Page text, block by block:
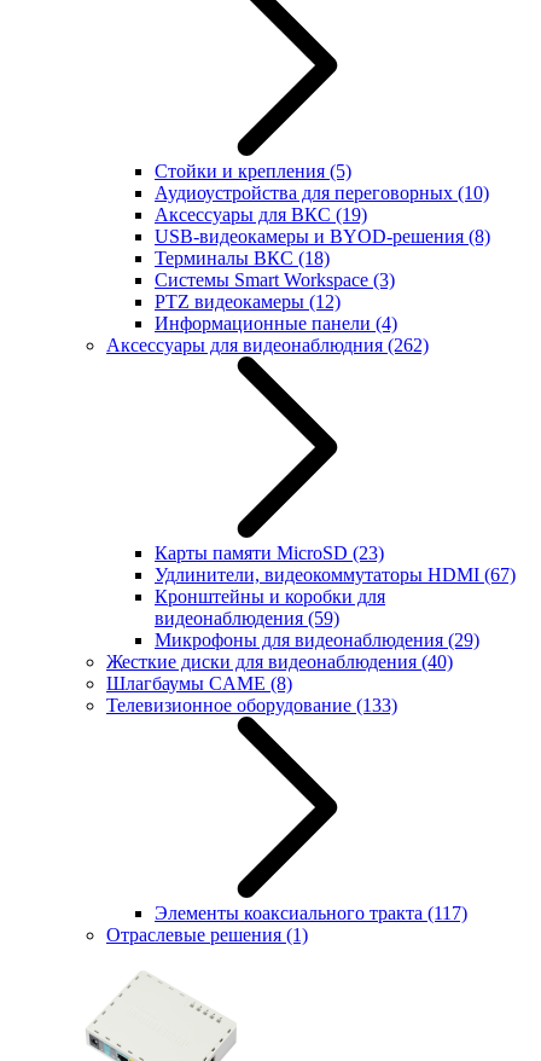
Стойки и крепления (5)
Аудиоустройства для переговорных (10)
Аксессуары для ВКС (19)
USB-видеокамеры и BYOD-решения (8)
Терминалы ВКС (18)
Системы Smart Workspace (3)
PTZ видеокамеры (12)
Информационные панели (4)
Аксессуары для видеонаблюдния (262)
Карты памяти MicroSD (23)
Удлинители, видеокоммутаторы HDMI (67)
Кронштейны и коробки для
видеонаблюдения (59)
Микрофоны для видеонаблюдения (29)
Жесткие диски для видеонаблюдения (40)
Шлагбаумы CAME (8)
Телевизионное оборудование (133)
Элементы коаксиального тракта (117)
Отраслевые решения (1)